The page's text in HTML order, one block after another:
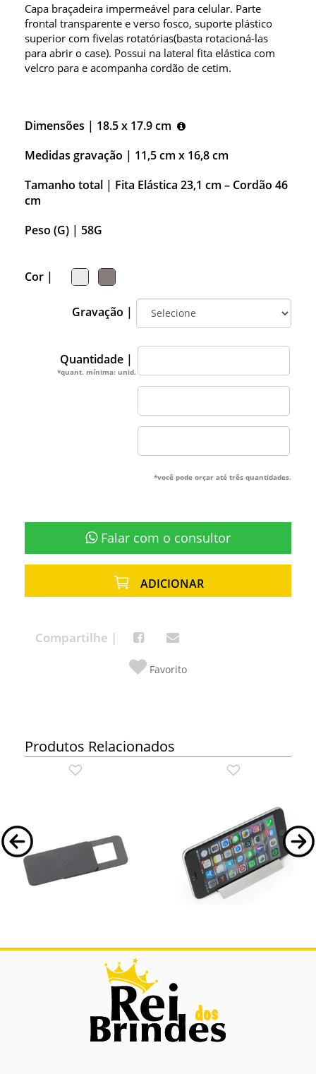
Capa braçadeira impermeável para celular. Parte
frontal transparente e verso fosco, suporte plástico
superior com fivelas rotatórias(basta rotacioná-las
para abrir o case). Possui na lateral fita elástica com
velcro para e acompanha cordão de cetim.
Dimensões | 18.5 x 17.9 cm
Medidas gravação | 11,5 cm x 16,8 cm
Tamanho total | Fita Elástica 23,1 cm – Cordão 46
cm
Peso (G) | 58G
Cor |
Gravação |
Quantidade |
*quant. mínima: unid.
*você pode orçar até três quantidades.
Falar com o consultor
ADICIONAR
Compartilhe |
Favorito
Produtos Relacionados
Protetor para Câmera
Protetor para Câmera.
Porta Celular Inox